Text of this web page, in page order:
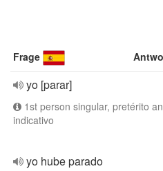
Frage
yo [parar]
1st person singular, pretérito
indicativo
yo hube parado